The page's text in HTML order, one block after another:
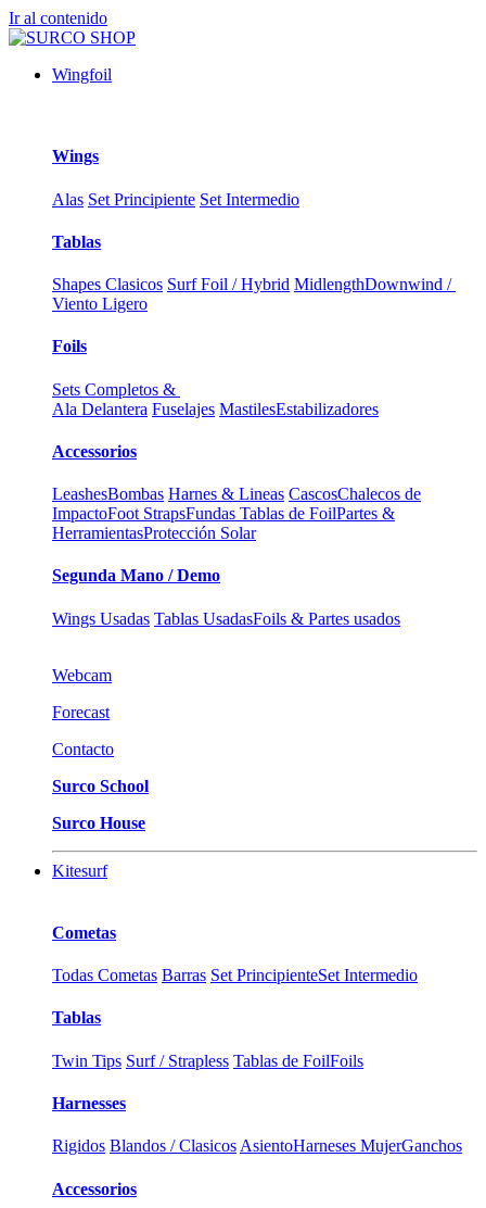
Ir al contenido
Wingfoil
Wings
Alas Set Principiente Set Intermedio
Tablas
Shapes Clasicos Surf Foil / Hybrid MidlengthDownwind /
Viento Ligero
Foils
Sets Completos &
Ala Delantera Fuselajes MastilesEstabilizadores
Accessorios
LeashesBombas Harnes & Lineas CascosChalecos de
ImpactoFoot StrapsFundas Tablas de FoilPartes &
HerramientasProtección Solar
Segunda Mano / Demo
Wings Usadas Tablas UsadasFoils & Partes usados
Webcam
Forecast
Contacto
Surco School
Surco House
Kitesurf
Cometas
Todas Cometas Barras Set PrincipienteSet Intermedio
Tablas
Twin Tips Surf / Strapless Tablas de FoilFoils
Harnesses
Rigidos Blandos / Clasicos AsientoHarneses MujerGanchos
Accessorios